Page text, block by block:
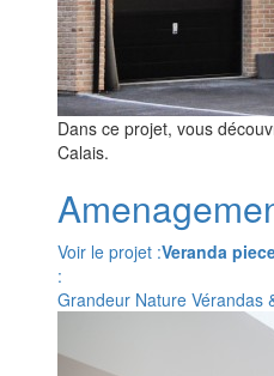
Dans ce projet, vous
Calais.
Voir le projet :Veranda
:
Grandeur Nature Vérandas